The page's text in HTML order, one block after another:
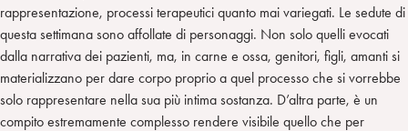
rappresentazione, processi terapeutici quanto mai variegati. Le sedute di
questa settimana sono affollate di personaggi. Non solo quelli evocati
dalla narrativa dei pazienti, ma, in carne e ossa, genitori, figli, amanti si
materializzano per dare corpo proprio a quel processo che si vorrebbe
solo rappresentare nella sua più intima sostanza. D’altra parte, è un
compito estremamente complesso rendere visibile quello che per